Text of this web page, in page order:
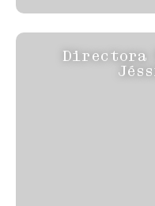
Directora